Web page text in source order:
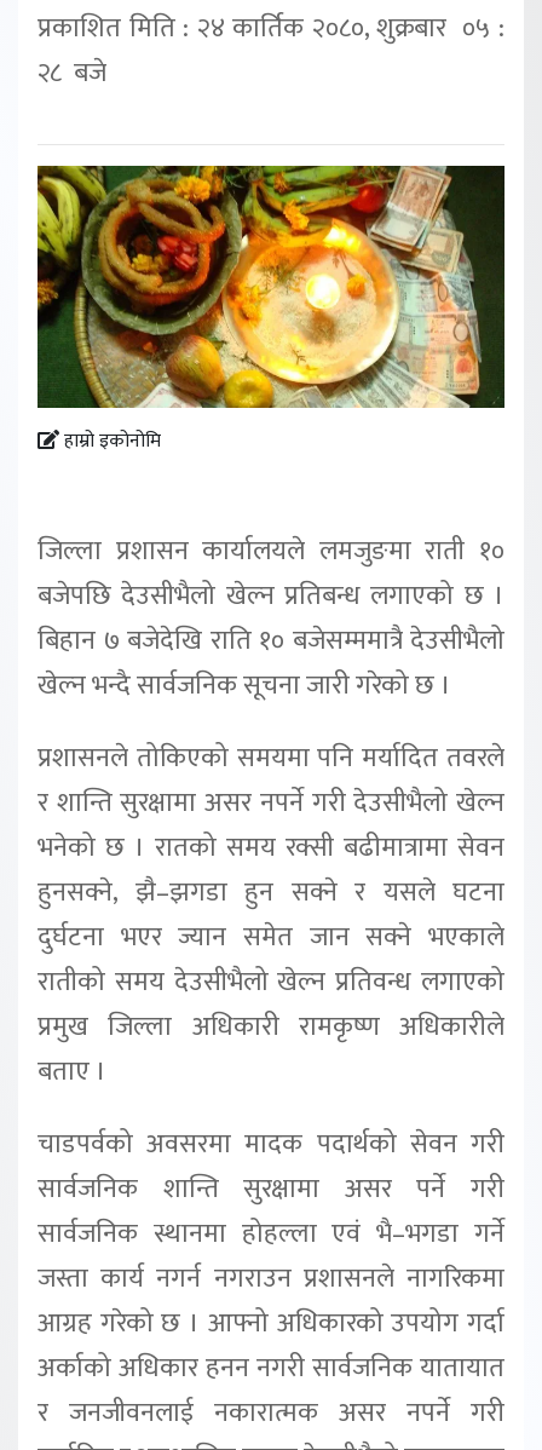
प्रकाशित मिति : २४ कार्तिक २०८०, शुक्रबार ०५ :
२८ बजे
हाम्रो इकोनोमि
जिल्ला प्रशासन कार्यालयले लमजुङमा राती १०
बजेपछि देउसीभैलो खेल्न प्रतिबन्ध लगाएको छ ।
बिहान ७ बजेदेखि राति १० बजेसम्ममात्रै देउसीभैलो
खेल्न भन्दै सार्वजनिक सूचना जारी गरेको छ ।
प्रशासनले तोकिएको समयमा पनि मर्यादित तवरले
र शान्ति सुरक्षामा असर नपर्ने गरी देउसीभैलो खेल्न
भनेको छ । रातको समय रक्सी बढीमात्रामा सेवन
हुनसक्ने, झै–झगडा हुन सक्ने र यसले घटना
दुर्घटना भएर ज्यान समेत जान सक्ने भएकाले
रातीको समय देउसीभैलो खेल्न प्रतिवन्ध लगाएको
प्रमुख जिल्ला अधिकारी रामकृष्ण अधिकारीले
बताए ।
चाडपर्वको अवसरमा मादक पदार्थको सेवन गरी
सार्वजनिक शान्ति सुरक्षामा असर पर्ने गरी
सार्वजनिक स्थानमा होहल्ला एवं भै–भगडा गर्ने
जस्ता कार्य नगर्न नगराउन प्रशासनले नागरिकमा
आग्रह गरेको छ । आफ्नो अधिकारको उपयोग गर्दा
अर्काको अधिकार हनन नगरी सार्वजनिक यातायात
र जनजीवनलाई नकारात्मक असर नपर्ने गरी